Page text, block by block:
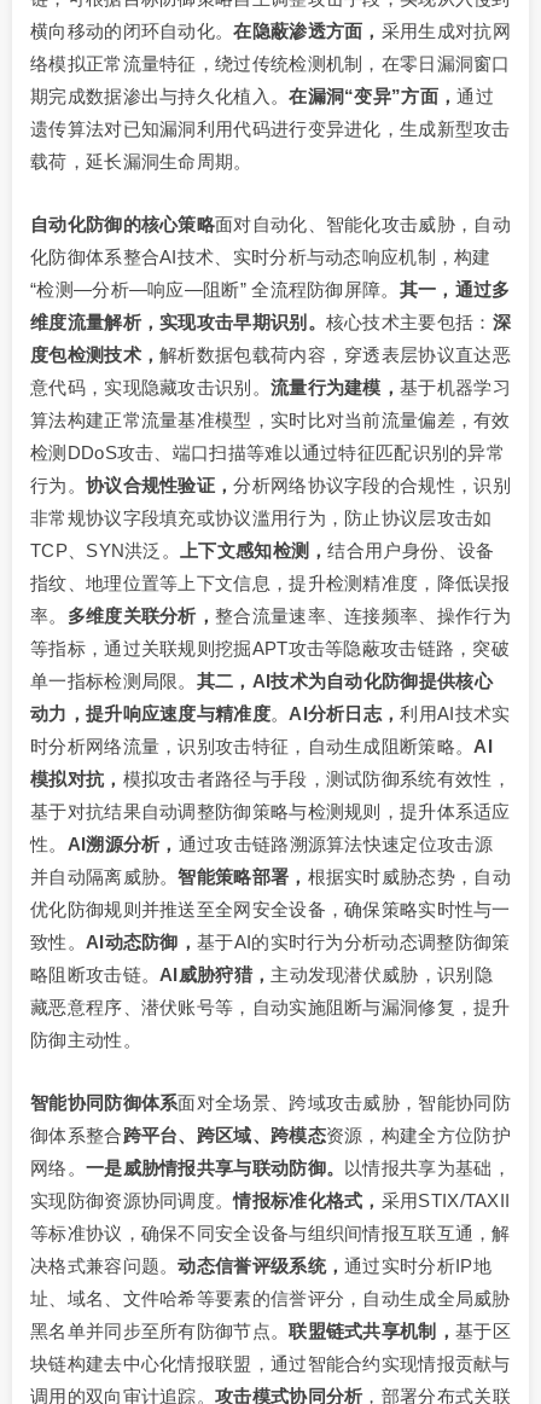
横向移动的闭环自动化。在隐蔽渗透方面， 采用生成对抗网
络模拟正常流量特征，绕过传统检测机制，在零日漏洞窗口
期完成数据渗出与持久化植入。在漏洞“变异”方面，通过
遗传算法对已知漏洞利用代码进行变异进化，生成新型攻击
载荷，延长漏洞生命周期。
自动化防御的核心策略面对自动化、智能化攻击威胁，自动
化防御体系整合AI技术、实时分析与动态响应机制，构建
“检测—分析—响应—阻断” 全流程防御屏障。 其一，通过多
维度流量解析，实现攻击早期识别。 核心技术主要包括： 深
度包检测技术，解析数据包载荷内容，穿透表层协议直达恶
意代码，实现隐藏攻击识别。 流量行为建模，基于机器学习
算法构建正常流量基准模型，实时比对当前流量偏差，有效
检测DDoS攻击、端口扫描等难以通过特征匹配识别的异常
行为。 协议合规性验证，分析网络协议字段的合规性，识别
非常规协议字段填充或协议滥用行为，防止协议层攻击如
TCP、SYN洪泛。 上下文感知检测，结合用户身份、设备
指纹、地理位置等上下文信息，提升检测精准度，降低误报
率。 多维度关联分析，整合流量速率、连接频率、操作行为
等指标，通过关联规则挖掘APT攻击等隐蔽攻击链路，突破
单一指标检测局限。 其二，AI技术为自动化防御提供核心
动力， 提升响应速度与精准度。AI分析日志，利用AI技术实
时分析网络流量，识别攻击特征，自动生成阻断策略。AI
模拟对抗， 模拟攻击者路径与手段，测试防御系统有效性，
基于对抗结果自动调整防御策略与检测规则，提升体系适应
性。 AI溯源分析， 通过攻击链路溯源算法快速定位攻击源
并自动隔离威胁。智能策略部署， 根据实时威胁态势，自动
优化防御规则并推送至全网安全设备，确保策略实时性与一
致性。 AI动态防御，基于AI的实时行为分析动态调整防御策
略阻断攻击链。AI威胁狩猎， 主动发现潜伏威胁，识别隐
藏恶意程序、潜伏账号等，自动实施阻断与漏洞修复，提升
防御主动性。
智能协同防御体系面对全场景、跨域攻击威胁，智能协同防
御体系整合跨平台、跨区域、跨模态资源，构建全方位防护
网络。 一是威胁情报共享与联动防御。
以情报共享为基础，
实现防御资源协同调度。情报标准化格式， 采用STIX/TAXII
等标准协议，确保不同安全设备与组织间情报互联互通，解
决格式兼容问题。动态信誉评级系统，通过实时分析IP地
址、域名、文件哈希等要素的信誉评分，自动生成全局威胁
黑名单并同步至所有防御节点。联盟链式共享机制， 基于区
块链构建去中心化情报联盟，通过智能合约实现情报贡献与
调用的双向审计追踪。攻击模式协同分析 ，部署分布式关联